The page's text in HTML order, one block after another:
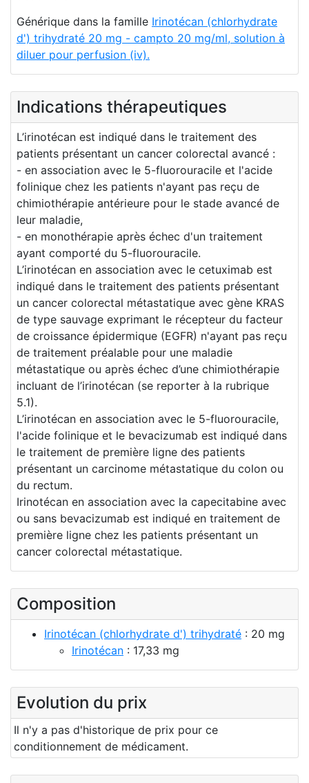
Générique dans la famille Irinotécan (chlorhydrate
d') trihydraté 20 mg - campto 20 mg/ml, solution à
diluer pour perfusion (iv).
Indications thérapeutiques
L’irinotécan est indiqué dans le traitement des
patients présentant un cancer colorectal avancé :
- en association avec le 5-fluorouracile et l'acide
folinique chez les patients n'ayant pas reçu de
chimiothérapie antérieure pour le stade avancé de
leur maladie,
- en monothérapie après échec d'un traitement
ayant comporté du 5-fluorouracile.
L’irinotécan en association avec le cetuximab est
indiqué dans le traitement des patients présentant
un cancer colorectal métastatique avec gène KRAS
de type sauvage exprimant le récepteur du facteur
de croissance épidermique (EGFR) n'ayant pas reçu
de traitement préalable pour une maladie
métastatique ou après échec d’une chimiothérapie
incluant de l’irinotécan (se reporter à la rubrique
5.1).
L’irinotécan en association avec le 5-fluorouracile,
l'acide folinique et le bevacizumab est indiqué dans
le traitement de première ligne des patients
présentant un carcinome métastatique du colon ou
du rectum.
Irinotécan en association avec la capecitabine avec
ou sans bevacizumab est indiqué en traitement de
première ligne chez les patients présentant un
cancer colorectal métastatique.
Composition
Irinotécan (chlorhydrate d') trihydraté : 20 mg
Irinotécan : 17,33 mg
Evolution du prix
Il n'y a pas d'historique de prix pour ce
conditionnement de médicament.